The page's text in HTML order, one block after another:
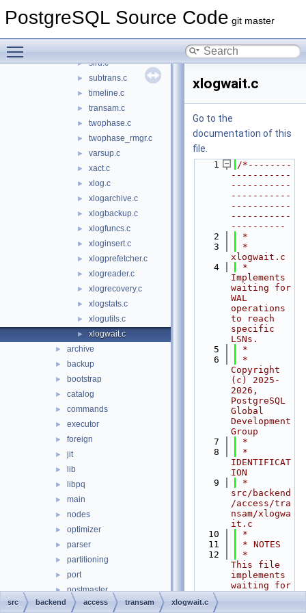
PostgreSQL Source Code git master
► multixact.c
► slru.c
► subtrans.c
► timeline.c
► transam.c
► twophase.c
► twophase_rmgr.c
► varsup.c
► xact.c
► xlog.c
► xlogarchive.c
► xlogbackup.c
► xlogfuncs.c
► xloginsert.c
► xlogprefetcher.c
► xlogreader.c
► xlogrecovery.c
► xlogstats.c
► xlogutils.c
► xlogwait.c
► archive
► backup
► bootstrap
► catalog
► commands
► executor
► foreign
► jit
► lib
► libpq
► main
► nodes
► optimizer
► parser
► partitioning
► port
► postmaster
► regex
xlogwait.c
Go to the
documentation of this
file.
    1
/*--------
-----------
-----------
-----------
-----------
-----------
----------
    2
*
    3
*
xlogwait.c
    4
*
Implements
waiting for
WAL
operations
to reach
specific
LSNs.
    5
*
    6
*
Copyright
(c) 2025-
2026,
PostgreSQL
Global
Development
Group
    7
*
    8
*
IDENTIFICAT
ION
    9
*
src/backend
/access/tra
nsam/xlogwa
it.c
   10
*
   11
* NOTES
   12
*
This file
implements
waiting for
src backend access transam xlogwait.c